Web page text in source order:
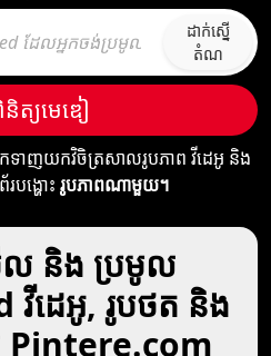
ដាក់ស្នើ​
តំណ
ត្យ​មេឌៀ
ទាញយកវិចិត្រសាលរូបភាព វីដេអូ និង
បង្ហោះ រូបភាពណាមួយ។
ល និង ប្រមូល
ដេអូ, រូបថត និង